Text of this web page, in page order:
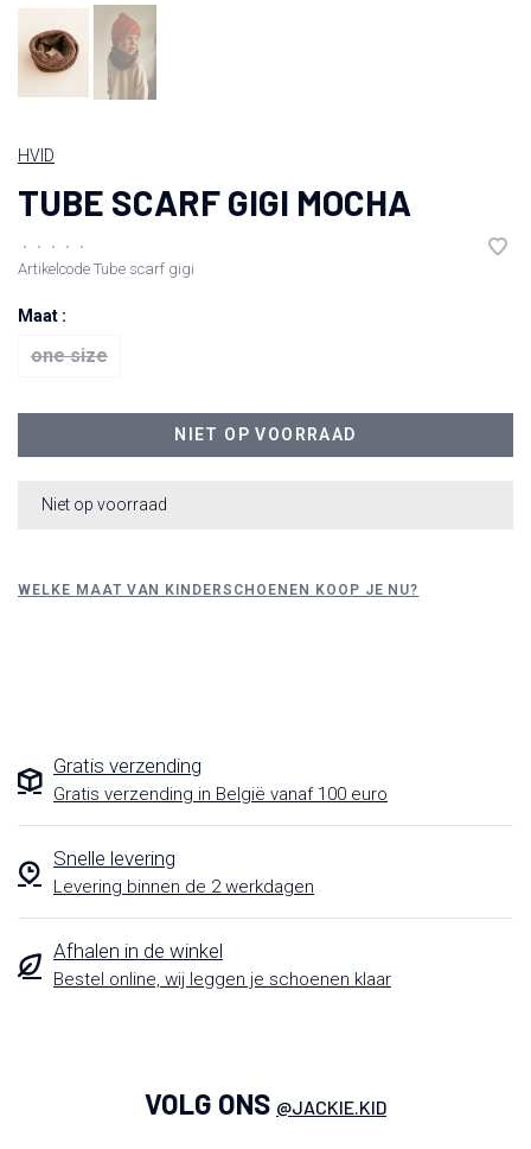
HVID
TUBE SCARF GIGI MOCHA
• • • •
•
Artikelcode Tube scarf gigi
Maat :
one size
NIET OP VOORRAAD
Niet op voorraad
WELKE MAAT VAN KINDERSCHOENEN KOOP JE NU?
Gratis verzending
Gratis verzending in België vanaf 100 euro
Snelle levering
Levering binnen de 2 werkdagen
Afhalen in de winkel
Bestel online, wij leggen je schoenen klaar
VOLG ONS @JACKIE.KID